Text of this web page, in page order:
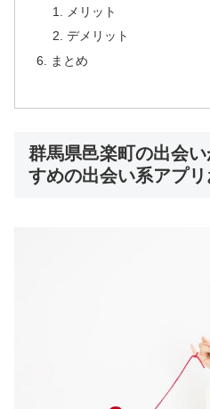
メリット
デメリット
まとめ
群馬県邑楽町の出会
すめの出会い系アプ